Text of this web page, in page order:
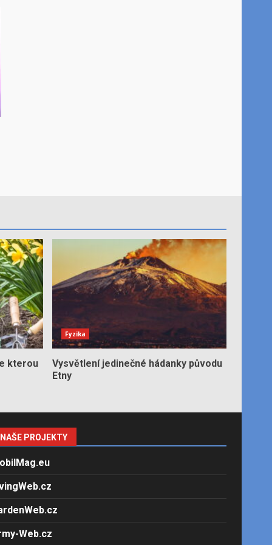
kterou
Fyzika
Vysvětlení jedinečné hádanky původu
Etny
NAŠE PROJEKTY
Web.cz